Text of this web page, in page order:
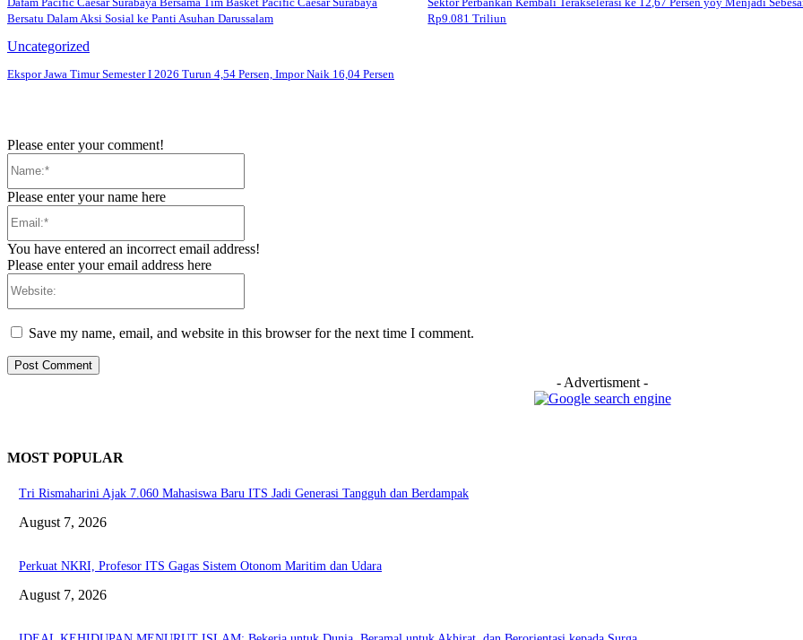
Bersatu Dalam Aksi Sosial ke Panti Asuhan Darussalam
Rp9.081 Triliun
Uncategorized
Ekspor Jawa Timur Semester I 2026 Turun 4,54 Persen, Impor Naik 16,04 Persen
Please enter your comment!
Please enter your name here
You have entered an incorrect email address!
Please enter your email address here
Save my name, email, and website in this browser for the next time I comment.
- Advertisment -
MOST POPULAR
Tri Rismaharini Ajak 7.060 Mahasiswa Baru ITS Jadi Generasi Tangguh dan Berdampak
August 7, 2026
Perkuat NKRI, Profesor ITS Gagas Sistem Otonom Maritim dan Udara
August 7, 2026